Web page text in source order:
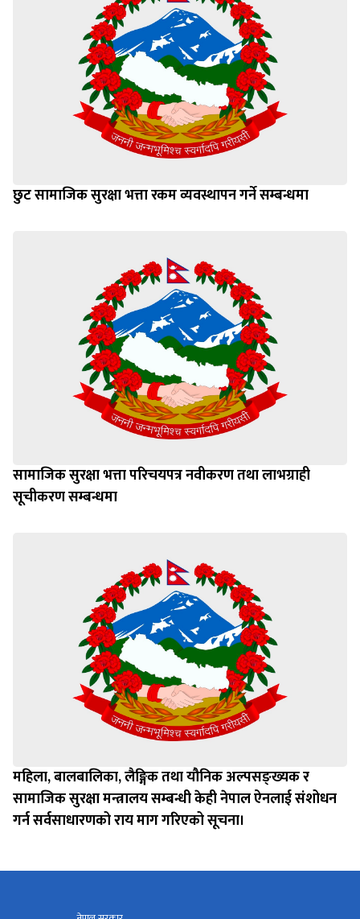
छुट सामाजिक सुरक्षा भत्ता रकम व्यवस्थापन गर्ने सम्बन्धमा
सामाजिक सुरक्षा भत्ता परिचयपत्र नवीकरण तथा लाभग्राही
सूचीकरण सम्बन्धमा
महिला, बालबालिका, लैङ्गिक तथा यौनिक अल्पसङ्ख्यक र
सामाजिक सुरक्षा मन्त्रालय सम्बन्धी केही नेपाल ऐनलाई संशोधन
गर्न सर्वसाधारणको राय माग गरिएको सूचना।